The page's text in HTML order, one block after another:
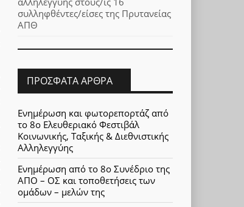
συλληφθέντες/είσες της Πρυτανείας
ΑΠΘ
ΠΡΌΣΦΑΤΑ ΆΡΘΡΑ
Ενημέρωση και φωτορεπορτάζ από
το 8ο Ελευθεριακό Φεστιβάλ
Κοινωνικής, Ταξικής & Διεθνιστικής
Αλληλεγγύης
Ενημέρωση από το 8ο Συνέδριο της
ΑΠΟ – ΟΣ και τοποθετήσεις των
ομάδων – μελών της